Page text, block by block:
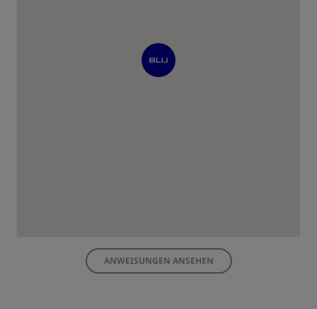
ANWEISUNGEN ANSEHEN